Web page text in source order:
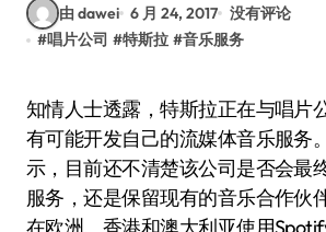
由 dawei 6 月 24, 2017 没有评论
#唱片公司 #特斯拉 #音乐服务
知情人士透露，特斯拉正在与唱片公司展开谈判，
有可能开发自己的流媒体音乐服务
示，目前还不清楚该公司是否会最
服务，还是保留现有的音乐合作伙